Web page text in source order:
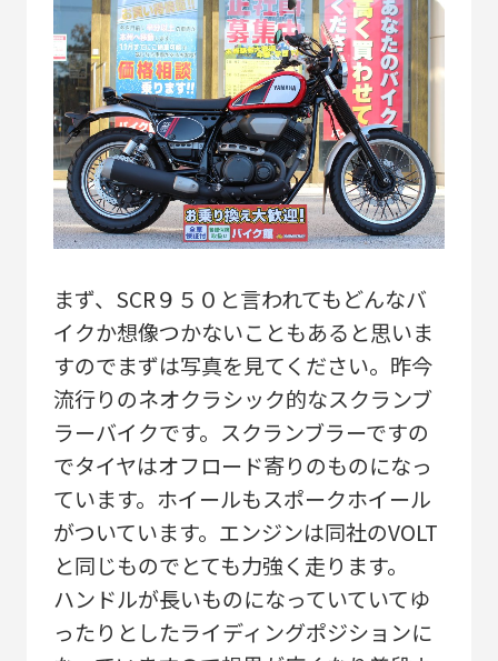
まず、SCR９５０と言われてもどんなバ
イクか想像つかないこともあると思いま
すのでまずは写真を見てください。昨今
流行りのネオクラシック的なスクランブ
ラーバイクです。スクランブラーですの
でタイヤはオフロード寄りのものになっ
ています。ホイールもスポークホイール
がついています。エンジンは同社のVOLT
と同じものでとても力強く走ります。
ハンドルが長いものになっていていてゆ
ったりとしたライディングポジションに